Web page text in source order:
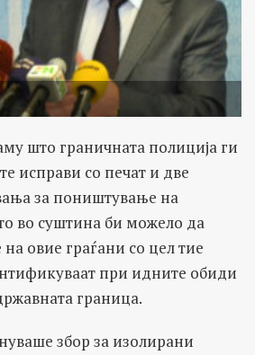
што граничната полиција ги
исправи со печат и две
за поништување на
во суштина би можело да
овие граѓани со цел тие
при идните обиди
граница.
збор за изолирани